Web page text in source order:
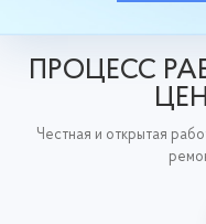
ПРОЦЕСС
Честная и открытая